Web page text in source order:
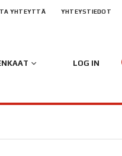
YHTEYTTÄ YHTEYSTIEDOT
LOG IN